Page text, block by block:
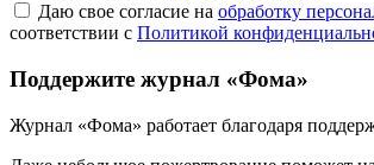
Даю свое согласие на обработку
соответствии с Политикой
Поддержите журнал «Фома»
Журнал «Фома» работает благодаря